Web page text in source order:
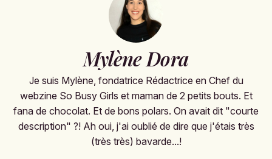
Mylène Dora
Je suis Mylène, fondatrice Rédactrice en Chef du
webzine So Busy Girls et maman de 2 petits bouts. Et
fana de chocolat. Et de bons polars. On avait dit "courte
description" ?! Ah oui, j'ai oublié de dire que j'étais très
(très très) bavarde...!